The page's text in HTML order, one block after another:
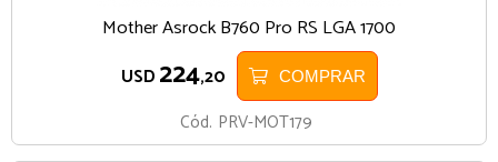
Mother Asrock B760 Pro RS LGA 1700
USD 224,20 COMPRAR
Cód. PRV-MOT179